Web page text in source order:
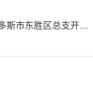
奋进新征程 建功新时代 ——协会党支部与民盟鄂尔多斯市东胜区总支开展团建活动